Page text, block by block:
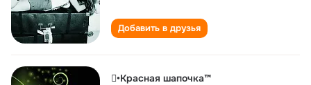
Добавить в друзья
•Красная шапочка™